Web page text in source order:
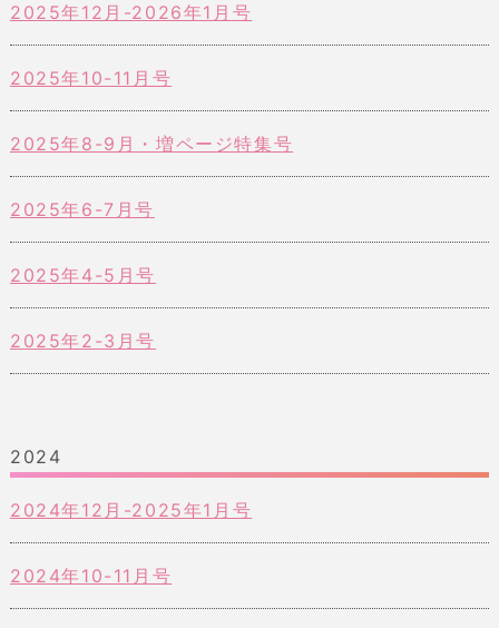
2025年12月-2026年1月号
2025年10-11月号
2025年8-9月・増ページ特集号
2025年6-7月号
2025年4-5月号
2025年2-3月号
2024
2024年12月-2025年1月号
2024年10-11月号